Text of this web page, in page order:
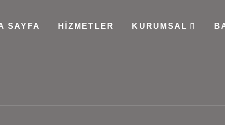
SAYFA HIZMETLER KURUMSAL